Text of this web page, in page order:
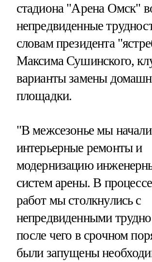
стадиона "Арена Омск"
непредвиденные
словам президента
Максима Сушинского,
варианты замены
площадки.
"В межсезонье мы начали
интерьерные ремонты и
модернизацию
систем арены. В
работ мы столкнулись с
непредвиденными
после чего в срочном
были запущены